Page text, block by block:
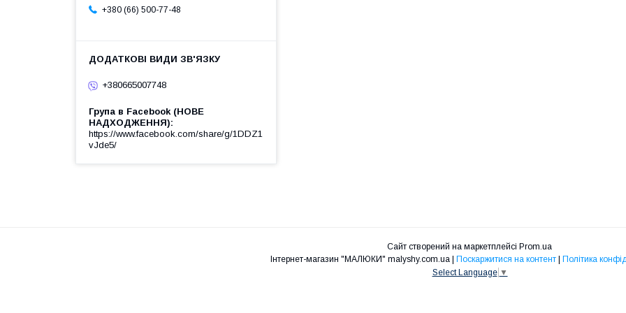
+380 (66) 500-77-48
+380665007748
Група в Facebook (НОВЕ
НАДХОДЖЕННЯ)
https://www.facebook.com/share/g/1DDZ1
vJde5/
Сайт створений на маркетплейсі Prom.ua
Інтернет-магазин "МАЛЮКИ" malyshy.com.ua | Поскаржитися на контент | Політика
Select Language ▼